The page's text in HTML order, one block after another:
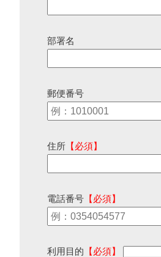
部署名
郵便番号
住所 【必須】
電話番号 【必須】
利用目的 【必須】